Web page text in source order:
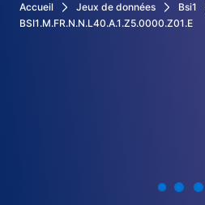
Accueil Jeux de données
Bsi1
BSI1.M.FR.N.N.L40.A.1.Z5.0000.Z01.E